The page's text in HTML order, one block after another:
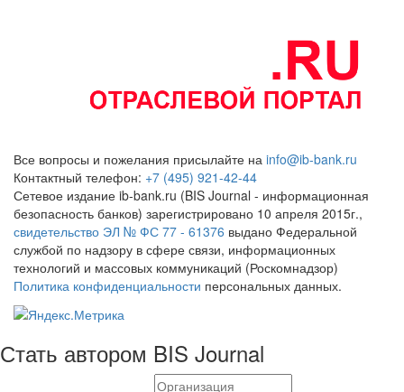
Все вопросы и пожелания присылайте на info@ib-bank.ru
Контактный телефон: +7 (495) 921-42-44
Сетевое издание ib-bank.ru (BIS Journal - информационная
безопасность банков) зарегистрировано 10 апреля 2015г.,
свидетельство ЭЛ № ФС 77 - 61376 выдано Федеральной
службой по надзору в сфере связи, информационных
технологий и массовых коммуникаций (Роскомнадзор)
Политика конфиденциальности персональных данных.
Стать автором BIS Journal